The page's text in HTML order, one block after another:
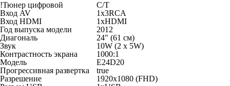
!Тюнер цифровой
C/T
Вход AV
1x3RCA
Вход HDMI
1xHDMI
Год выпуска модели
2012
Диагональ
24" (61 см)
Звук
10W (2 х 5W)
Контрастность экрана
1000:1
Модель
E24D20
Прогрессивная развертка
true
Разрешение
1920x1080 (FHD)